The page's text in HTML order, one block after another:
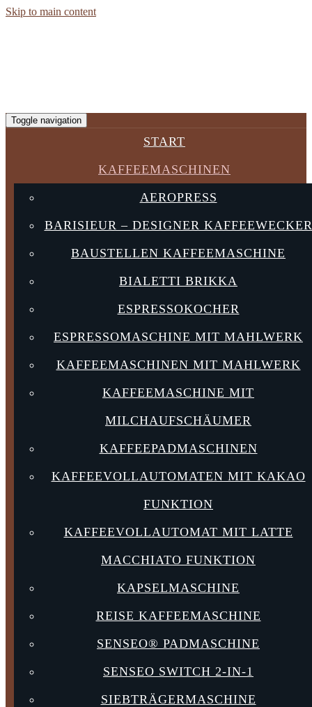
Skip to main content
Toggle navigation
START
KAFFEEMASCHINEN
AEROPRESS
BARISIEUR – DESIGNER KAFFEEWECKER
BAUSTELLEN KAFFEEMASCHINE
BIALETTI BRIKKA
ESPRESSOKOCHER
ESPRESSOMASCHINE MIT MAHLWERK
KAFFEEMASCHINEN MIT MAHLWERK
KAFFEEMASCHINE MIT
MILCHAUFSCHÄUMER
KAFFEEPADMASCHINEN
KAFFEEVOLLAUTOMATEN MIT KAKAO
FUNKTION
KAFFEEVOLLAUTOMAT MIT LATTE
MACCHIATO FUNKTION
KAPSELMASCHINE
REISE KAFFEEMASCHINE
SENSEO® PADMASCHINE
SENSEO SWITCH 2-IN-1
SIEBTRÄGERMASCHINE